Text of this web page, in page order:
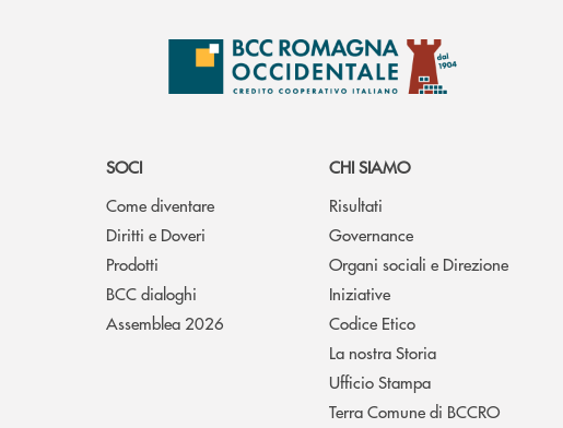
SOCI
Come diventare
Diritti e Doveri
Prodotti
BCC dialoghi
Assemblea 2026
CHI SIAMO
Risultati
Governance
Organi sociali e Direzione
Iniziative
Codice Etico
La nostra Storia
Ufficio Stampa
Terra Comune di BCCRO